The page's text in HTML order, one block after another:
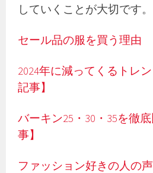
していくことが大切です。
セール品の服を買う理由
2024年に減ってくるトレ
記事】
バーキン25・30・35を徹
事】
ファッション好きの人の